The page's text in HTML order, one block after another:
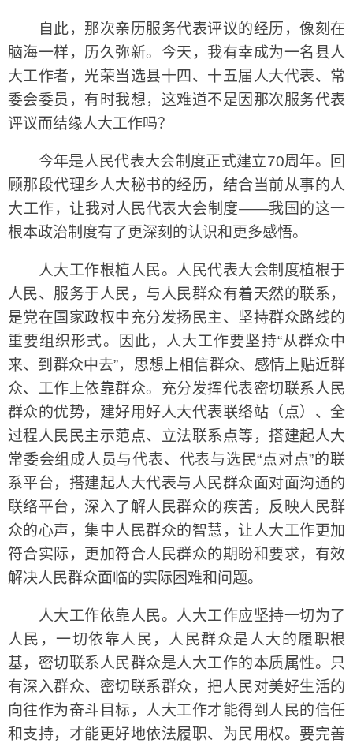
自此，那次亲历服务代表评议的经历，像刻在
脑海一样，历久弥新。今天，我有幸成为一名县人
大工作者，光荣当选县十四、十五届人大代表、常
委会委员，有时我想，这难道不是因那次服务代表
评议而结缘人大工作吗？
今年是人民代表大会制度正式建立70周年。回
顾那段代理乡人大秘书的经历，结合当前从事的人
大工作，让我对人民代表大会制度——我国的这一
根本政治制度有了更深刻的认识和更多感悟。
人大工作根植人民。人民代表大会制度植根于
人民、服务于人民，与人民群众有着天然的联系，
是党在国家政权中充分发扬民主、坚持群众路线的
重要组织形式。因此，人大工作要坚持“从群众中
来、到群众中去”，思想上相信群众、感情上贴近群
众、工作上依靠群众。充分发挥代表密切联系人民
群众的优势，建好用好人大代表联络站（点）、全
过程人民民主示范点、立法联系点等，搭建起人大
常委会组成人员与代表、代表与选民“点对点”的联
系平台，搭建起人大代表与人民群众面对面沟通的
联络平台，深入了解人民群众的疾苦，反映人民群
众的心声，集中人民群众的智慧，让人大工作更加
符合实际，更加符合人民群众的期盼和要求，有效
解决人民群众面临的实际困难和问题。
人大工作依靠人民。人大工作应坚持一切为了
人民，一切依靠人民，人民群众是人大的履职根
基，密切联系人民群众是人大工作的本质属性。只
有深入群众、密切联系群众，把人民对美好生活的
向往作为奋斗目标，人大工作才能得到人民的信任
和支持，才能更好地依法履职、为民用权。要完善